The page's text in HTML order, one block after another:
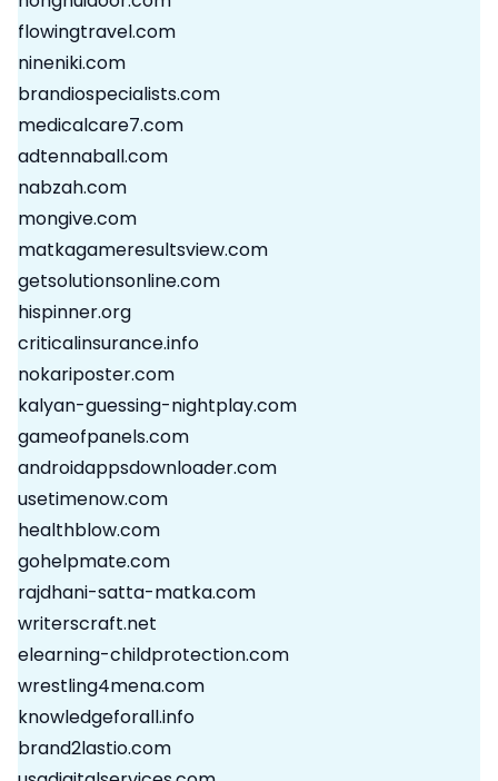
flowingtravel.com
nineniki.com
brandiospecialists.com
medicalcare7.com
adtennaball.com
nabzah.com
mongive.com
matkagameresultsview.com
getsolutionsonline.com
hispinner.org
criticalinsurance.info
nokariposter.com
kalyan-guessing-nightplay.com
gameofpanels.com
androidappsdownloader.com
usetimenow.com
healthblow.com
gohelpmate.com
rajdhani-satta-matka.com
writerscraft.net
elearning-childprotection.com
wrestling4mena.com
knowledgeforall.info
brand2lastio.com